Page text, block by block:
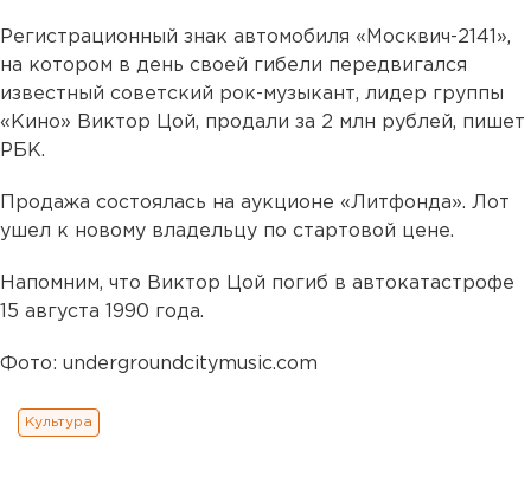
Регистрационный знак автомобиля «Москвич-2141»,
на котором в день своей гибели передвигался
известный советский рок-музыкант, лидер группы
«Кино» Виктор Цой, продали за 2 млн рублей, пишет
РБК.
Продажа состоялась на аукционе «Литфонда». Лот
ушел к новому владельцу по стартовой цене.
Напомним, что Виктор Цой погиб в автокатастрофе
15 августа 1990 года.
Фото: undergroundcitymusic.com
Культура